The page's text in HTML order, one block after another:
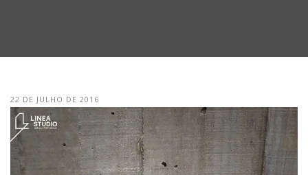
22 DE JULHO DE 2016